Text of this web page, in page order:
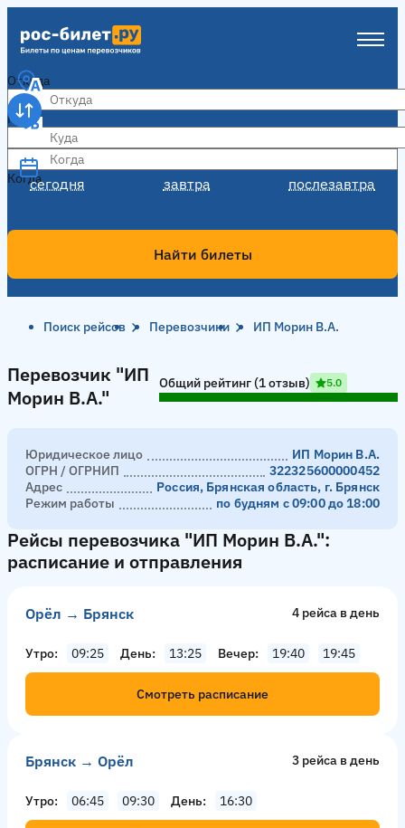
Откуда
Куда
Когда
сегодня завтра послезавтра
Когда
Найти билеты
Поиск рейсов Перевозчики ИП Морин В.А.
Перевозчик "ИП Морин В.А."
Перевозчик "ИП
Морин В.А."
Общий рейтинг (1 отзыв) 5.0
Юридическое лицо
ИП Морин В.А.
ОГРН / ОГРНИП
322325600000452
Адрес
Россия, Брянская область, г. Брянск
Режим работы
по будням с 09:00 до 18:00
Рейсы перевозчика "ИП Морин В.А.":
расписание и отправления
Орёл → Брянск 4 рейсa в день
Утро 09:25 День 13:25 Вечер 19:40 19:45
Смотреть расписание
Брянск → Орёл 3 рейсa в день
Утро 06:45 09:30 День 16:30